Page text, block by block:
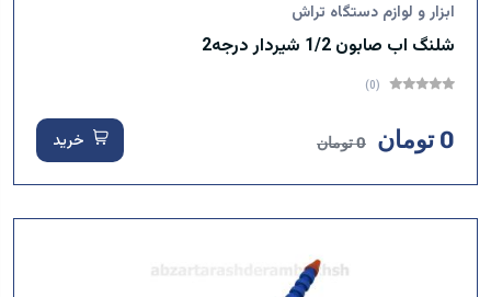
ابزار و لوازم دستگاه تراش
شلنگ اب صابون 1/2 شیردار درجه2
(0)
0 تومان 0 تومان خرید